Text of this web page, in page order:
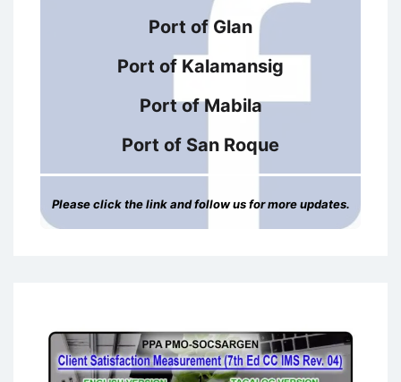
Port of Glan
Port of Kalamansig
Port of Mabila
Port of San Roque
Please click the link and follow us for more updates.